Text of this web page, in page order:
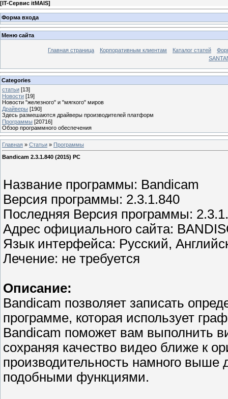
[IT-Сервис itMAIS]
Форма входа
Меню сайта
Главная страница Корпоративным клиентам Каталог статей
Categories
статьи [13]
Новости [19]
Новости "железного" и "мягкого" миров
Драйверы [190]
Здесь размешаются драйверы производителей платформ
Программы [20716]
Обзор программного обеспечения
Главная » Статьи » Программы
Bandicam 2.3.1.840 (2015) РС
Название программы: Bandicam
Версия программы: 2.3.1.840
Последняя Версия программы:
Адрес официального сайта:
Язык интерфейса: Русский,
Лечение: не требуется
Описание:
Bandicam позволяет записать
программе, которая использует
Bandicam поможет вам выполнить
сохраняя качество видео ближе к
производительность намного выше
подобными функциями.